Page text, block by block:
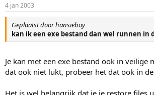
4 jan 2003
Geplaatst door hansieboy
kan ik een exe bestand dan wel runnen in
Je kan met een exe bestand ook in veilige
dat ook niet lukt, probeer het dat ook in
Het is wel belangrijk dat je je restore files